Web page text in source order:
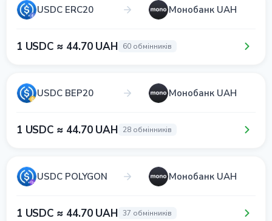
USDC ERC20 Монобанк UAH
1 USDC ≈ 44.70 UAH 60 обмінників
USDC BEP20 Монобанк UAH
1 USDC ≈ 44.70 UAH 28 обмінників
USDC POLYGON Монобанк UAH
1 USDC ≈ 44.70 UAH 37 обмінників